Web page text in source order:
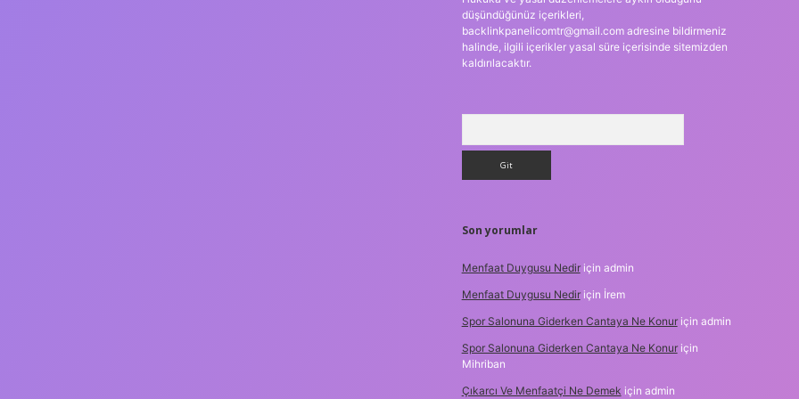
düşündüğünüz içerikleri,
backlinkpanelicomtr@gmail.comadresine bildirmeniz
halinde, ilgili içerikler yasal süre içerisinde sitemizden
kaldırılacaktır.
Son yorumlar
Menfaat Duygusu Nediriçin admin
Menfaat Duygusu Nediriçin İrem
Spor Salonuna Giderken Cantaya Ne Konuriçin admin
Spor Salonuna Giderken Cantaya Ne Konuriçin
Mihriban
Çıkarcı Ve Menfaatçi Ne Demek için admin